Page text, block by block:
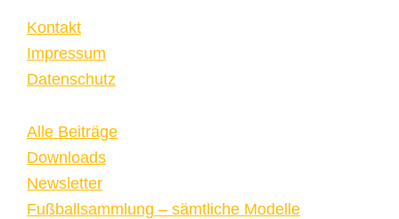
Kontakt
Impressum
Datenschutz
Alle Beiträge
Downloads
Newsletter
Fußballsammlung – sämtliche Modelle